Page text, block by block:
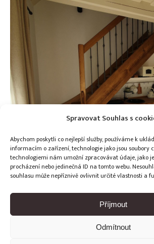
Spravovat Souhlas s
Abychom poskytli co nejlepší služby, používáme k
informacím o zařízení, technologie jako jsou soubory
technologiemi nám umožní zpracovávat údaje, jako
procházení nebo jedinečná ID na tomto webu.
souhlasu může nepříznivě ovlivnit určité vlastnosti a
Příjmout
Odmítnout